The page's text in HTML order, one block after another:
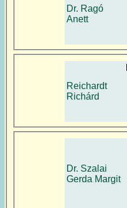
Dr. Ragó
Anett
Reichardt
Richárd
Dr. Szalai
Gerda Margit